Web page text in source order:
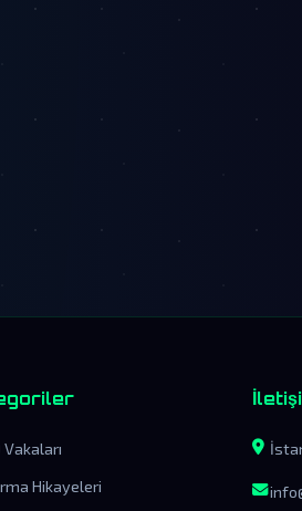
Vakaları
Hikayeleri